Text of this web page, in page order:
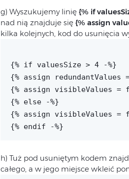
g) Wyszukujemy linię {% if
nad nią znajduje się {% assign
kilka kolejnych, kod do usunięcia
{% if valuesSize > 4 -%}
{% assign
{% assign visibleValues
{% else -%}
{% assign visibleValues
{% endif -%}
h) Tuż pod usuniętym kodem
całego, a w jego miejsce wkleić